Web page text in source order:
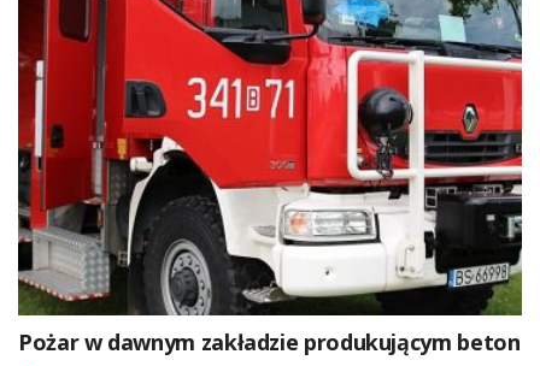
Pożar w dawnym zakładzie produkującym beton